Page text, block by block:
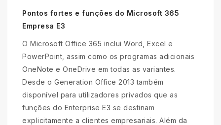
Pontos fortes e funções do Microsoft 365
Empresa E3
O Microsoft Office 365 inclui Word, Excel e
PowerPoint, assim como os programas adicionais
OneNote e OneDrive em todas as variantes.
Desde o Generation Office 2013 também
disponível para utilizadores privados que as
funções do Enterprise E3 se destinam
explicitamente a clientes empresariais. Além da